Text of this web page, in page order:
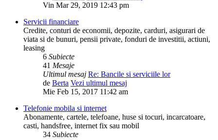
Vin Mar 29, 2019 12:43 pm
Servicii financiare
Credite, conturi de economii, depozite, carduri, asigurari de
viata si de bunuri, pensii private, fonduri de investitii, actiuni,
leasing
6 Subiecte
41 Mesaje
Ultimul mesaj Re: Bancile si serviciile lor
de Berta Vezi ultimul mesaj
Mie Feb 15, 2017 11:42 am
Telefonie mobila si internet
Abonamente, cartele, telefoane, huse si tocuri, incarcatoare,
casti, handsfree, internet fix sau mobil
34 Subiecte